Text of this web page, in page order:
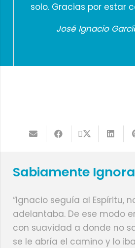
solo. Gracias por estar
José Ignacio
Sabiamente
“Ignacio seguía al Espíritu,
adelantaba. De ese modo
con suavidad a donde no
se le abría el camino y lo